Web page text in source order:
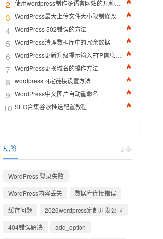
2 使用wordpress制作多语言网站的几种方法
3 WordPress最大上传文件大小限制修改
4 WordPress 502错误的方法
5 WordPress清理数据库中的冗余数据
6 WordPress更新升级提示输入FTP信息的解决办法
7 WordPress更换域名的操作方法
8 wordpress固定链接设置方法
9 WordPress中文图片自动重命名
10 SEO合集谷歌推送配置教程
标签 更多
WordPress 登录失败
WordPress内容丢失
数据库连接错误
缓存问题
2026wordpress定制开发公司
404错误解决
add_option